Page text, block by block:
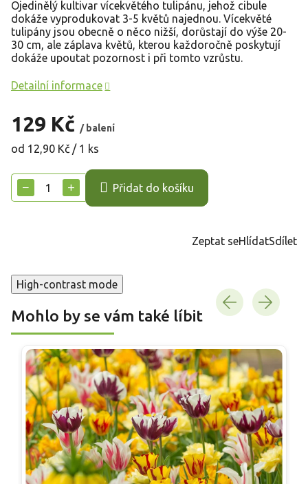
129 Kč / balení
Měrná
od 12,90 Kč / 1 ks
+
− Přidat do košíku
Ojedinělý kultivar vícekvětého tulipánu, jehož cibule
dokáže vyprodukovat 3-5 květů najednou. Vícekvěté
tulipány jsou obecně o něco nižší, dorůstají do výše 20-
30 cm, ale záplava květů, kterou každoročně poskytují
dokáže upoutat pozornost i při tomto vzrůstu.
Detailní informace
Zeptat seHlídatSdílet
High-contrast mode
Mohlo by se vám také líbit